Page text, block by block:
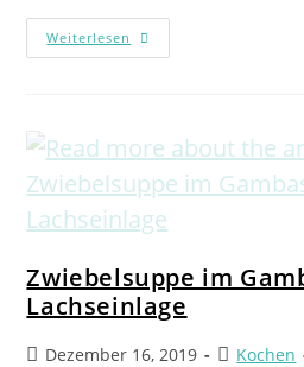
Weiterlesen
Zwiebelsuppe im
Lachseinlage
Dezember 16, 2019 Kochen